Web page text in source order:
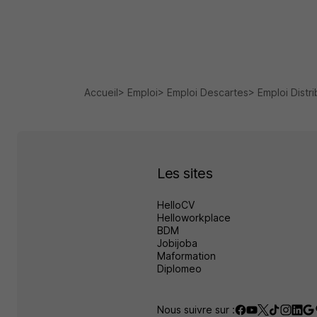
Accueil Emploi Emploi Descartes Emploi
Les sites
HelloCV
Helloworkplace
BDM
Jobijoba
Maformation
Diplomeo
Nous suivre sur :